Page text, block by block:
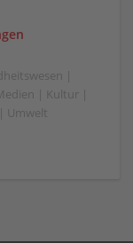
|
| Kultur |
Umwelt